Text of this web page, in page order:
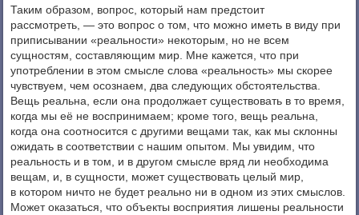
Таким образом, вопрос, который нам предстоит
рассмотреть, — это вопрос о том, что можно иметь в виду при
приписывании «реальности» некоторым, но не всем
сущностям, составляющим мир. Мне кажется, что при
употреблении в этом смысле слова «реальность» мы скорее
чувствуем, чем осознаем, два следующих обстоятельства.
Вещь реальна, если она продолжает существовать в то время,
когда мы её не воспринимаем; кроме того, вещь реальна,
когда она соотносится с другими вещами так, как мы склонны
ожидать в соответствии с нашим опытом. Мы увидим, что
реальность и в том, и в другом смысле вряд ли необходима
вещам, и, в сущности, может существовать целый мир,
в котором ничто не будет реально ни в одном из этих смыслов.
Может оказаться, что объекты восприятия лишены реальности